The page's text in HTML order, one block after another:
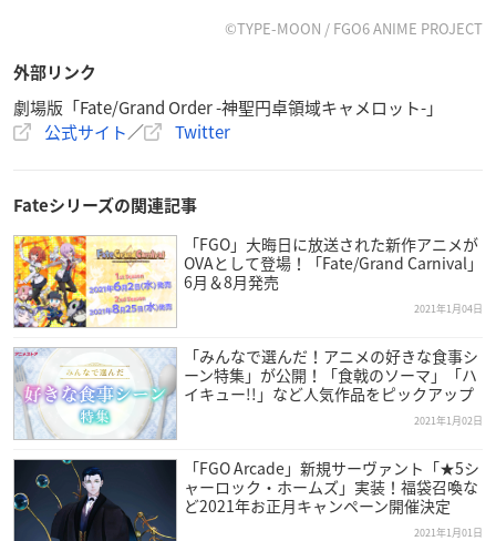
ゲストに劇場版で大活躍のアーラシュ（CV：鶴岡聡さん）を迎
えて、「オールナイト・キャメロットラジオ」宛に頂いたお悩
み相談にお答えします。
パーソナリティー：ロマニ・アーキマン（CV：鈴村健一さ
ん）、レオナルド・ダ・ヴィンチ（CV：坂本真綾さん）
ゲスト：アーラシュ（CV：鶴岡聡さん）
※来場者特典の配布は、1月9日(土)時点で上映中、またそれ以
降に上映開始となる劇場が対象となります。
※来場者特典は数量限定のため、なくなり次第終了となりま
す。
音声特典試聴映像
©TYPE-MOON / FGO6 ANIME PROJECT
外部リンク
劇場版「Fate/Grand Order -神聖円卓領域キャメロット-」
公式サイト／ Twitter
Fateシリーズの関連記事
「FGO」大晦日に放送された新作アニメが
OVAとして登場！「Fate/Grand Carnival」
6月＆8月発売
2021年1月04日
「みんなで選んだ！アニメの好きな食事シ
ーン特集」が公開！「食戟のソーマ」「ハ
イキュー!!」など人気作品をピックアップ
2021年1月02日
「FGO Arcade」新規サーヴァント「★5シ
ャーロック・ホームズ」実装！福袋召喚な
ど2021年お正月キャンペーン開催決定
2021年1月01日